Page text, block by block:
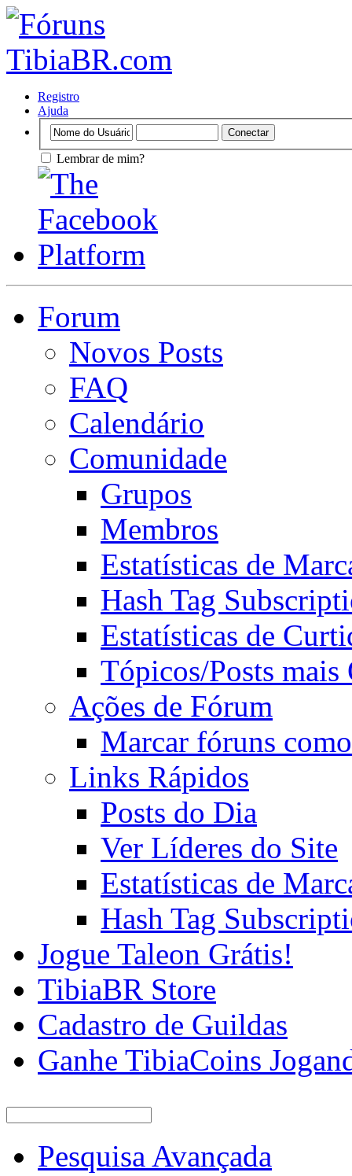
Registro
Ajuda
Lembrar de mim?
Forum
Novos Posts
FAQ
Calendário
Comunidade
Grupos
Membros
Estatísticas de
Hash Tag
Estatísticas de
Tópicos/Posts mais
Ações de Fórum
Marcar fóruns
Links Rápidos
Posts do Dia
Ver Líderes do Site
Estatísticas de
Hash Tag
Jogue Taleon Grátis!
TibiaBR Store
Cadastro de Guildas
Ganhe TibiaCoins
Pesquisa Avançada